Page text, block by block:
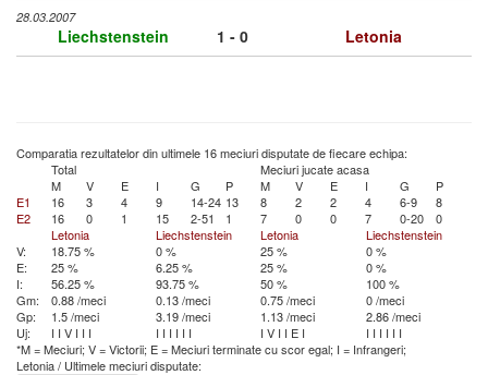
28.03.2007
Liechstenstein 1 - 0 Letonia
Comparatia rezultatelor din ultimele 16 meciuri disputate de fiecare echipa:
Total
Meciuri jucate acasa
M
V E I G P M V E I G
P
E1
16 3 4 9 14-24 13 8 2 2 4 6-9
8
E2
16 0 1 15 2-51 1 7 0 0 7 0-20
0
Letonia
Liechstenstein Letonia
Liechstenstein
V:
18.75 % 0 % 25 %
0 %
E:
25 % 6.25 % 25 %
0 %
I:
56.25 % 93.75 % 50 %
100 %
Gm:
0.88 /meci 0.13 /meci 0.75 /meci
0 /meci
Gp:
1.5 /meci 3.19 /meci 1.13 /meci
2.86 /meci
Uj:
I I V I I I I I I I I I I V I I E I I I I I I I
*M = Meciuri; V = Victorii; E = Meciuri terminate cu scor egal; I = Infrangeri;
Letonia/ Ultimele meciuri disputate: